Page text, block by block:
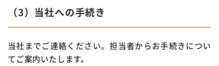
（3）当社への手続き
当社までご連絡ください。担当者からお手続きについ
てご案内いたします。